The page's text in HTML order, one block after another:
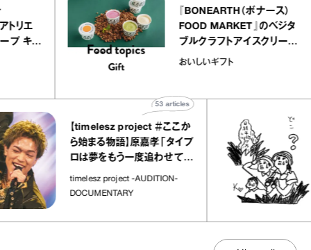
ー アトリエ
クレープ キャ
『BONEARTH（ボナース
FOOD MARKET』のベジ
ブルクラフトアイスクリ
｜真野知子の「おいしい
おいしいギフト
【timelesz project ＃ここか
ら始まる物語】原嘉孝「タイプ
ロは夢をもう一度追わせてく
れた場所」
timelesz project -AUDITION-
DOCUMENTARY
articles